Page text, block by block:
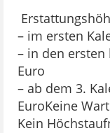
– im ersten
– in den ersten
Euro
– ab dem 3.
EuroKeine
Kein